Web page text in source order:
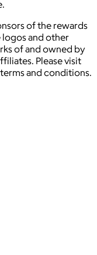
of the rewards
and other
of and owned by
Please visit
and conditions.